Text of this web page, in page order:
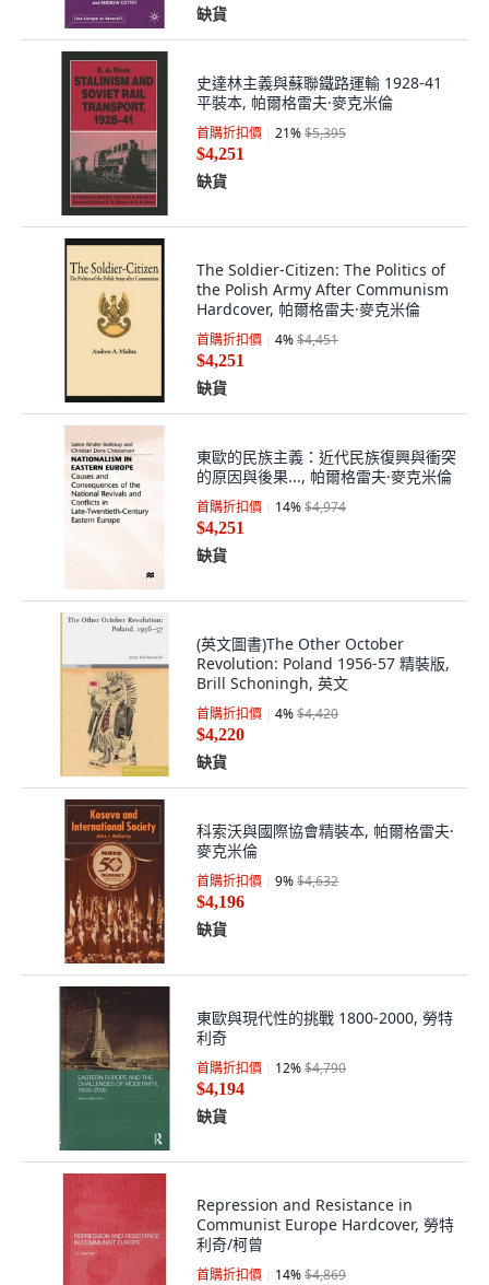
缺貨
史達林主義與蘇聯鐵路運輸 1928-41
平裝本, 帕爾格雷夫·麥克米倫
首購折扣價 21%$5,395
$4,251
缺貨
The Soldier-Citizen: The Politics of
the Polish Army After Communism
Hardcover, 帕爾格雷夫·麥克米倫
首購折扣價 4%$4,451
$4,251
缺貨
東歐的民族主義：近代民族復興與衝突
的原因與後果..., 帕爾格雷夫·麥克米倫
首購折扣價 14%$4,974
$4,251
缺貨
(英文圖書)The Other October
Revolution: Poland 1956-57 精裝版,
Brill Schoningh, 英文
首購折扣價 4%$4,420
$4,220
缺貨
科索沃與國際協會精裝本, 帕爾格雷夫·
麥克米倫
首購折扣價 9%$4,632
$4,196
缺貨
東歐與現代性的挑戰 1800-2000, 勞特
利奇
首購折扣價 12%$4,790
$4,194
缺貨
Repression and Resistance in
Communist Europe Hardcover, 勞特
利奇/柯曾
首購折扣價 14%$4,869